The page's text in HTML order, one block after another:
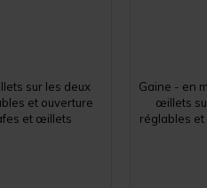
sur les deux
et ouverture
et œillets
Gaine - en
œillets
réglables